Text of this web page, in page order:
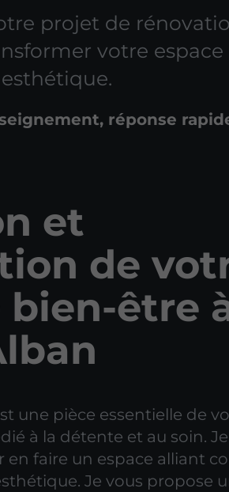
projet de
votre
réponse
et
de
bien-être
une pièce essentielle de
à la détente et au soin.
faire un espace alliant
Je vous propose